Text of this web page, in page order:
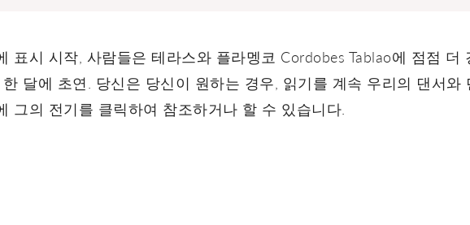
표시 시작, 사람들은 테라스와 플라멩코 Cordobes Tablao에 점점 더
달에 초연. 당신은 당신이 원하는 경우, 읽기를 계속 우리의 댄서와
그의 전기를 클릭하여 참조하거나 할 수 있습니다.